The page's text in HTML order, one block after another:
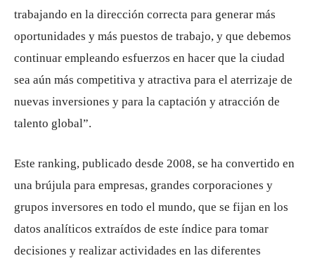
trabajando en la dirección correcta para generar más
oportunidades y más puestos de trabajo, y que debemos
continuar empleando esfuerzos en hacer que la ciudad
sea aún más competitiva y atractiva para el aterrizaje de
nuevas inversiones y para la captación y atracción de
talento global”.
Este ranking, publicado desde 2008, se ha convertido en
una brújula para empresas, grandes corporaciones y
grupos inversores en todo el mundo, que se fijan en los
datos analíticos extraídos de este índice para tomar
decisiones y realizar actividades en las diferentes